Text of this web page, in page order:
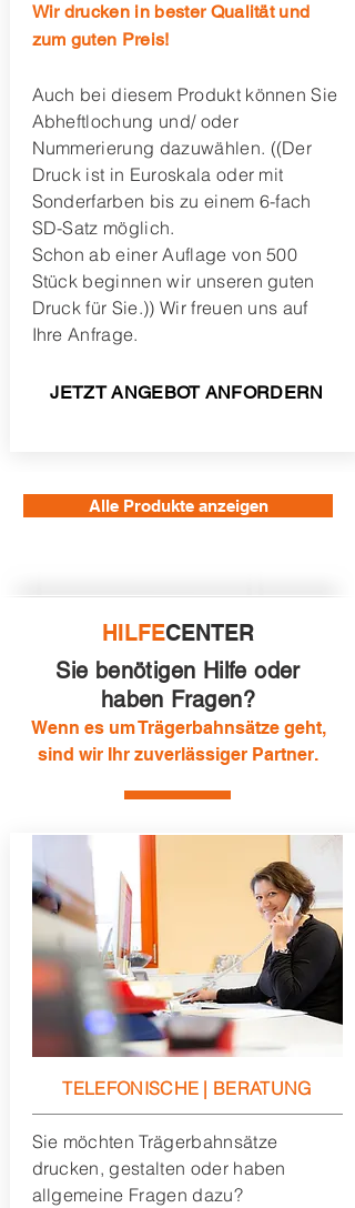
Wir drucken in bester Qualität und
zum guten Preis!
Auch bei diesem Produkt können Sie
Abheftlochung und/ oder
Nummerierung dazuwählen. ((Der
Druck ist in Euroskala oder mit
Sonderfarben bis zu einem 6-fach
SD-Satz möglich.
Schon ab einer Auflage von 500
Stück beginnen wir unseren guten
Druck für Sie.)) Wir freuen uns auf
Ihre Anfrage.
JETZT ANGEBOT ANFORDERN
Alle Produkte anzeigen
HILFECENTER
Sie benötigen Hilfe oder
haben Fragen?
Wenn es um Trägerbahnsätze geht,
sind wir Ihr zuverlässiger Partner.
TELEFONISCHE | BERATUNG
Sie möchten Trägerbahnsätze
drucken, gestalten oder haben
allgemeine Fragen dazu?